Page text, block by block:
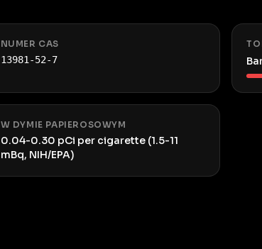
NUMER CAS
13981-52-7
W DYMIE PAPIEROSOWYM
0.04-0.30 pCi per cigarette (1.5-11
mBq, NIH/EPA)